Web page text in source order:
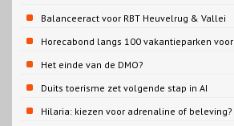
Balanceeract voor RBT Heuvelrug & Vallei
Horecabond langs 100 vakantieparken voor
Cao-recreatie
Het einde van de DMO?
Duits toerisme zet volgende stap in AI
content
Hilaria: kiezen voor adrenaline of beleving?